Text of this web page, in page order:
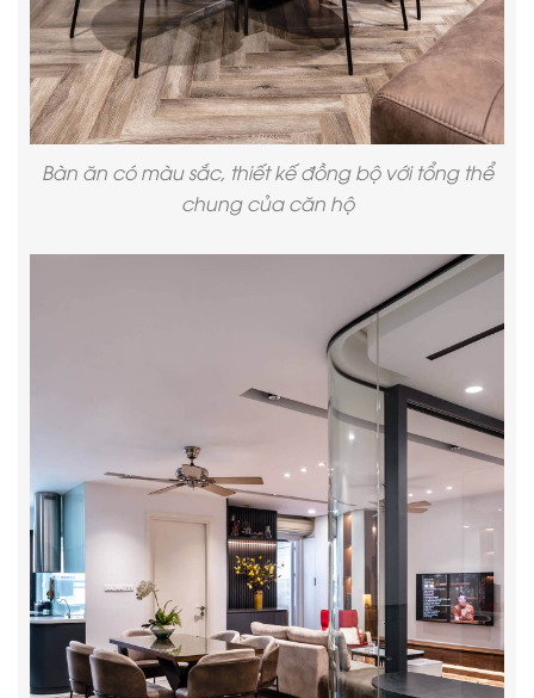
Bàn ăn có màu sắc, thiết kế đồng bộ với tổng thể
chung của căn hộ